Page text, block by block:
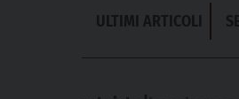
ULTIMI ARTICOLI